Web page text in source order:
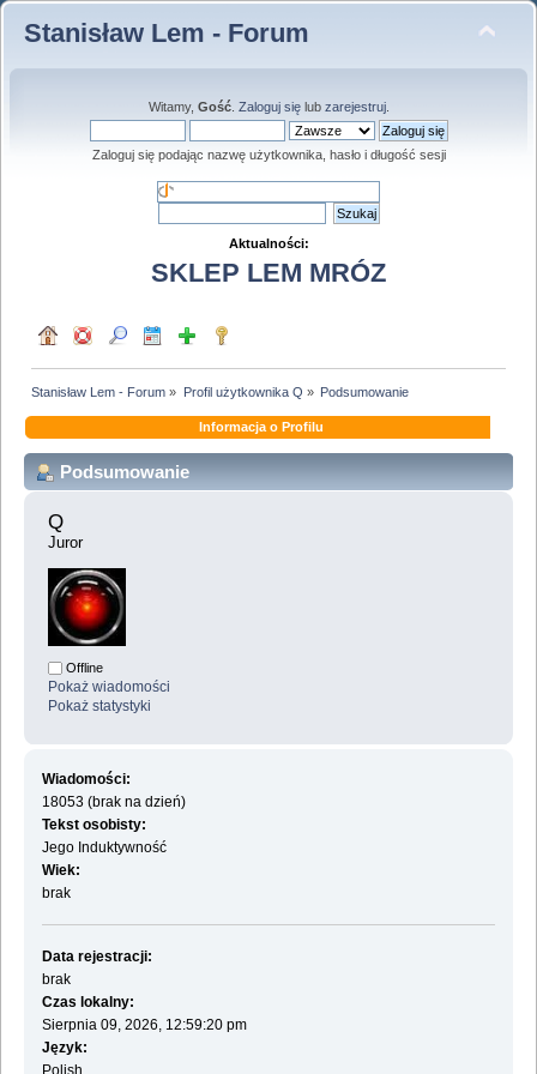
Stanisław Lem - Forum
Witamy, Gość. Zaloguj sięlub zarejestruj.
Zaloguj się podając nazwę użytkownika, hasło i długość sesji
Aktualności:
SKLEP LEM MRÓZ
Stanisław Lem - Forum » Profil użytkownika Q » Podsumowanie
Informacja o Profilu
Podsumowanie
Q
Juror
Offline
Pokaż wiadomości
Pokaż statystyki
Wiadomości:
18053 (brak na dzień)
Tekst osobisty:
Jego Induktywność
Wiek:
brak
Data rejestracji:
brak
Czas lokalny:
Sierpnia 09, 2026, 12:59:20 pm
Język:
Polish